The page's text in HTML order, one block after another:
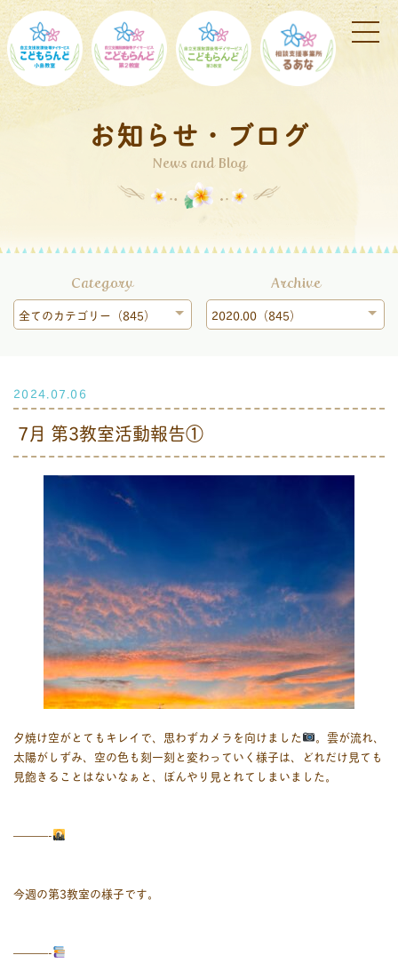
お知らせ・ブログ
News and Blog
Category
全てのカテゴリー（845）
Archive
2020.00（845）
2024.07.06
7月 第3教室活動報告①
夕焼け空がとてもキレイで、思わずカメラを向けました
。雲が流れ、
太陽がしずみ、空の色も刻一刻と変わっていく様子は、どれだけ見ても
見飽きることはないなぁと、ぼんやり見とれてしまいました。
———-
今週の第3教室の様子です。
———-